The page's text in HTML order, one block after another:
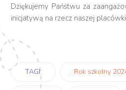
Dziękujemy Państwu za
inicjatywą na rzecz naszej
TAGI: Rok szkolny